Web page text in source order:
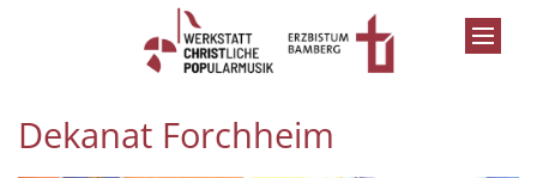
Zum Inhalt springen
Dekanat Forchheim